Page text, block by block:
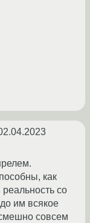
как
со
им всякое
совсем